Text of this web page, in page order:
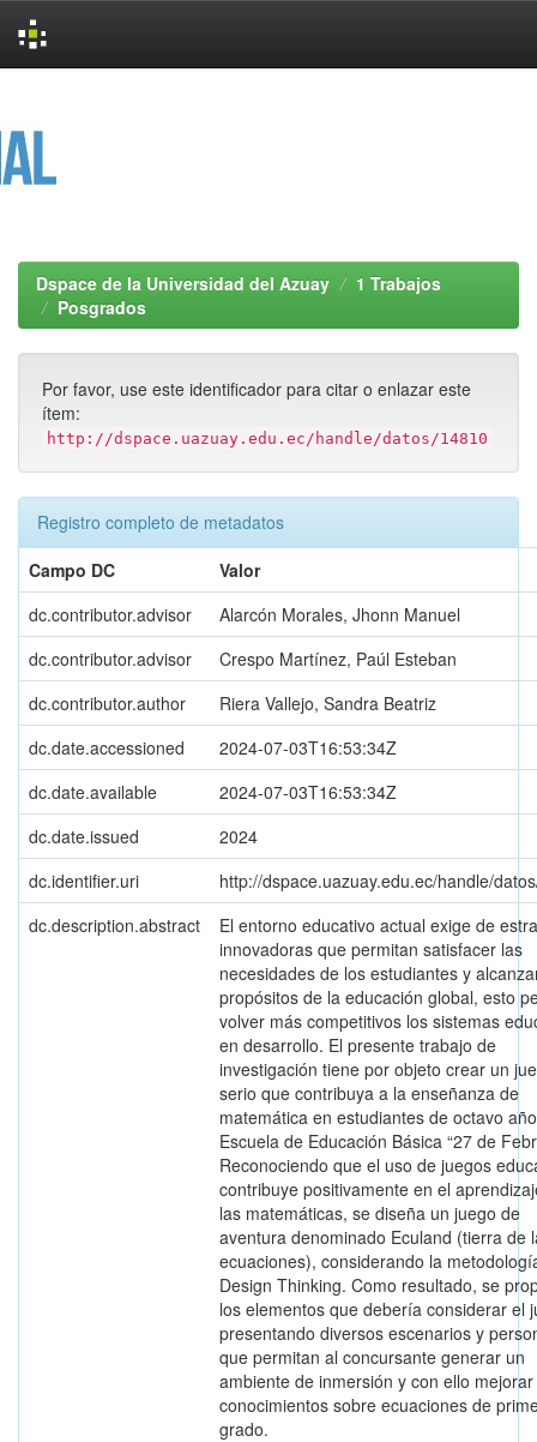
Dspace de la Universidad del Azuay
1 Trabajos
Posgrados
Por favor, use este identificador para citar o enlazar este
ítem:
http://dspace.uazuay.edu.ec/handle/datos/14810
Registro completo de metadatos
Campo DC
Valor
dc.contributor.advisor
Alarcón Morales, Jhonn Manuel
dc.contributor.advisor
Crespo Martínez, Paúl Esteban
dc.contributor.author
Riera Vallejo, Sandra Beatriz
dc.date.accessioned
2024-07-03T16:53:34Z
dc.date.available
2024-07-03T16:53:34Z
dc.date.issued
2024
dc.identifier.uri
http://dspace.uazuay.edu.ec/handle/
dc.description.abstract
El entorno educativo actual exige de
innovadoras que permitan satisfacer las
necesidades de los estudiantes y
propósitos de la educación global, esto
volver más competitivos los sistemas
en desarrollo. El presente trabajo de
investigación tiene por objeto crear un
serio que contribuya a la enseñanza de
matemática en estudiantes de octavo
Escuela de Educación Básica “27 de
Reconociendo que el uso de juegos
contribuye positivamente en el
las matemáticas, se diseña un juego de
aventura denominado Eculand (tierra de
ecuaciones), considerando la
Design Thinking. Como resultado, se
los elementos que debería considerar el
presentando diversos escenarios y
que permitan al concursante generar un
ambiente de inmersión y con ello
conocimientos sobre ecuaciones de
grado.